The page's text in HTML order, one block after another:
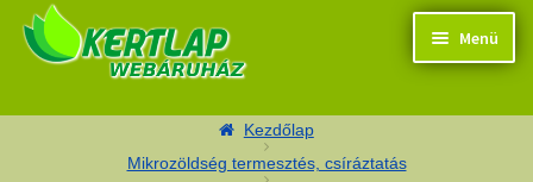
Ugrás a navigációhoz
Kilépés a tartalomba
Menü
Kezdőlap
Mikrozöldség termesztés, csíráztatás